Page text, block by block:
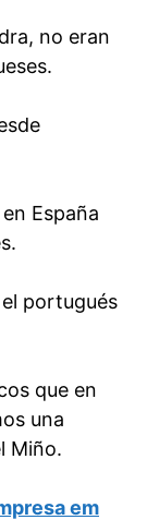
no eran
España
portugués
que en
una
Miño.
em